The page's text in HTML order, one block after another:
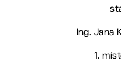
Ing. Jana
1.